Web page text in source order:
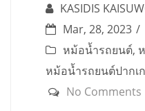
KASIDIS
Mar, 28, 2023
หม้อน้ำรถยนต์,
หม้อน้ำรถยนต์ปากเ
No Comments